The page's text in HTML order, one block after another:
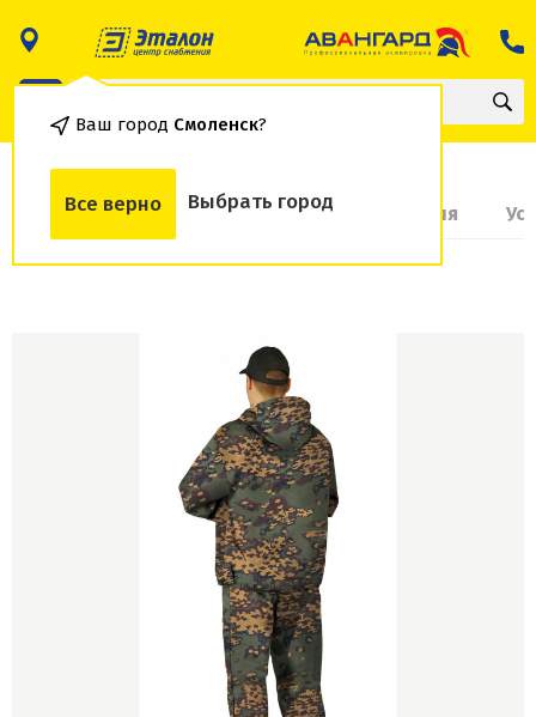
Ваш город Смоленск?
Все верно Выбрать город
О товаре Доставка и оплата Гарантия